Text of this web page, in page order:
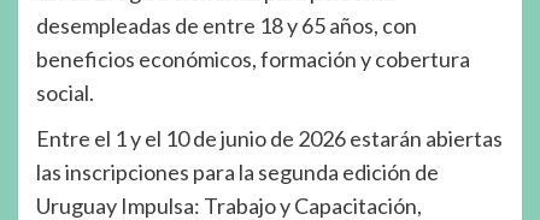
desempleadas de entre 18 y 65 años, con
beneficios económicos, formación y cobertura
social.
Entre el 1 y el 10 de junio de 2026 estarán abiertas
las inscripciones para la segunda edición de
Uruguay Impulsa: Trabajo y Capacitación,